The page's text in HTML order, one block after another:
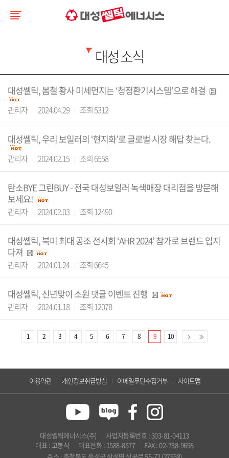
대성 소식
대성쎌틱, 봄철 황사 미세먼지는 ‘청정환기시스템’으로 해결
관리자 2024.04.29 조회 5312
대성쎌틱, 우리 보일러의 ‘현지화’로 글로벌 시장 해답 찾는다.
관리자 2024.02.15 조회 6558
탄소BYE 그린BUY - 전국 대성보일러 녹색매장 대리점을 방문해
보세요!
관리자 2024.02.03 조회 12490
대성쎌틱, 북미 최대 공조 전시회 ‘AHR 2024’ 참가로 브랜드 입지
다져
관리자 2024.01.24 조회 6645
대성쎌틱, 신년맞이 소원 댓글 이벤트 진행
관리자 2024.01.18 조회 12078
1 2 3 4 5 6 7 8 9 10
이용약관 개인정보취급방침 이메일무단수집거부 사이트맵
대성쎌틱에너시스(주)
사업자등록번호 : 303-81-04113
대표 : 고봉식
대표전화 : 1588-8577
FAX : 02-738-9698